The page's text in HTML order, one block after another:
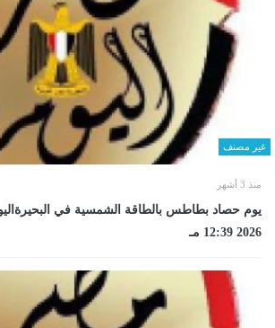
غير مصنف
منذ 3 أشهر
2026 12:39 مـ